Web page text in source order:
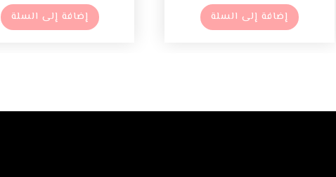
إضافة إلى السلة إضافة إلى السلة